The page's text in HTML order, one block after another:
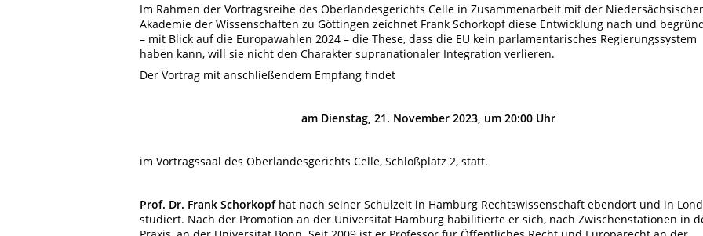
Im Rahmen der Vortragsreihe des Oberlandesgerichts Celle in Zusammenarbeit mit der
Akademie der Wissenschaften zu Göttingen zeichnet Frank Schorkopf diese Entwicklung nach und
– mit Blick auf die Europawah­len 2024 – die These, dass die EU kein parlamenta­risches Regierungssystem
haben kann, will sie nicht den Charakter supranationaler Integration verlieren.
Der Vortrag mit anschließendem Empfang findet
am Dienstag, 21. November 2023, um 20:00 Uhr
im Vortragssaal des Oberlandesgerichts Celle, Schloßplatz 2, statt.
Prof. Dr. Frank Schorkopf hat nach seiner Schulzeit in Hamburg Rechtswissen­schaft ebendort und in
studiert. Nach der Promotion an der Universität Hamburg habilitierte er sich, nach Zwischenstationen in